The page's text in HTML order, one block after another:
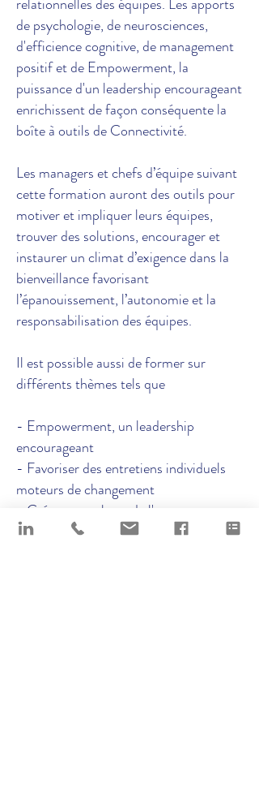
de psychologie, de neurosciences,
d'efficience cognitive, de management
positif et de Empowerment, la
puissance d'un leadership encourageant
enrichissent de façon conséquente la
boîte à outils de Connectivité.
Les managers et chefs d’équipe suivant
cette formation auront des outils pour
motiver et impliquer leurs équipes,
trouver des solutions, encourager et
instaurer un climat d’exigence dans la
bienveillance favorisant
l’épanouissement, l’autonomie et la
responsabilisation des équipes.
Il est possible aussi de former sur
différents thèmes tels que
- Empowerment, un leadership
encourageant
- Favoriser des entretiens individuels
moteurs de changement
- Créer une culture de l'encouragement
- Soft Skills pour un projet